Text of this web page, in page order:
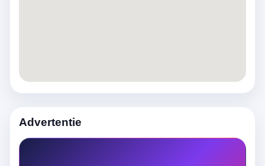
Advertentie